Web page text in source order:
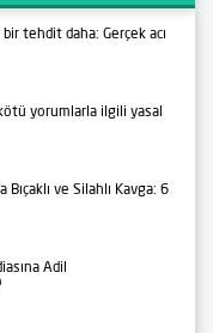
tehdit daha: Gerçek acı
kötü yorumlarla ilgili yasal
Bıçaklı ve Silahlı Kavga: 6
Adil